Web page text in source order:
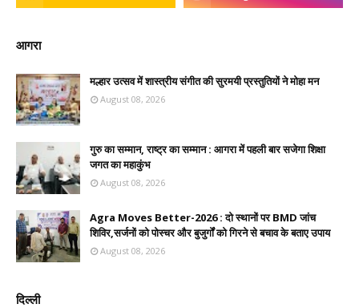
आगरा
मल्हार उत्सव में शास्त्रीय संगीत की सुरमयी प्रस्तुतियों ने मोहा मन
August 08, 2026
गुरु का सम्मान, राष्ट्र का सम्मान : आगरा में पहली बार सजेगा शिक्षा
जगत का महाकुंभ
August 08, 2026
Agra Moves Better-2026 : दो स्थानों पर BMD जांच
शिविर,सर्जनों को पोस्चर और बुजुर्गों को गिरने से बचाव के बताए उपाय
August 08, 2026
दिल्ली